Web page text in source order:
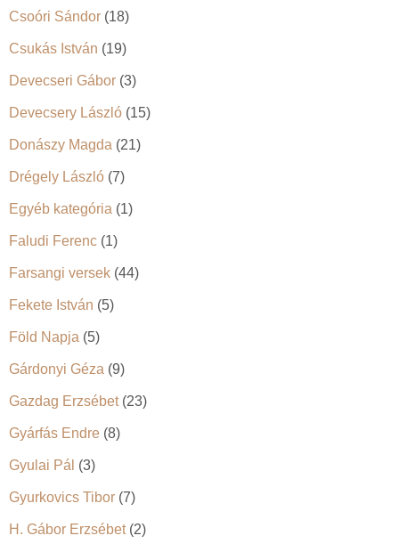
Csoóri Sándor (18)
Csukás István (19)
Devecseri Gábor (3)
Devecsery László (15)
Donászy Magda (21)
Drégely László (7)
Egyéb kategória (1)
Faludi Ferenc (1)
Farsangi versek (44)
Fekete István (5)
Föld Napja (5)
Gárdonyi Géza (9)
Gazdag Erzsébet(23)
Gyárfás Endre (8)
Gyulai Pál (3)
Gyurkovics Tibor (7)
H. Gábor Erzsébet(2)